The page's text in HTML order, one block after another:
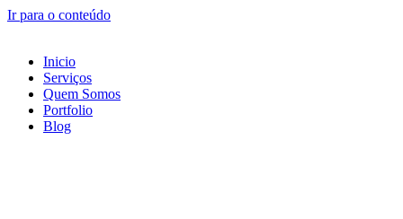
Ir para o conteúdo
Inicio
Serviços
Quem Somos
Portfolio
Blog